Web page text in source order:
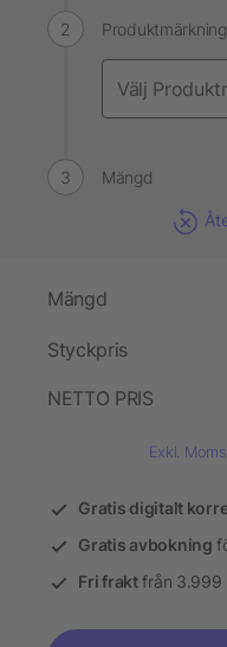
Produktmärkning
Mängd
Mängd
Styckpris
NETTO PRIS
Exkl.
Gratis digitalt
Gratis avbokning
Fri fraktfrån 3.999